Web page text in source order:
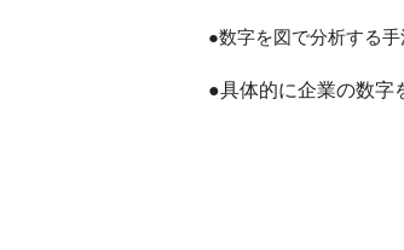
●数字を図で分析する
●具体的に企業の数字